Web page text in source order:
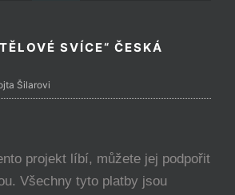
SVÍCE“ ČESKÁ
Šilarovi
projekt líbí, můžete jej podpořit
Všechny tyto platby jsou